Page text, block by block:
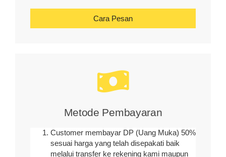
Cara Pesan
Metode Pembayaran
Customer membayar DP (Uang Muka) 50%
sesuai harga yang telah disepakati baik
melalui transfer ke rekening kami maupun